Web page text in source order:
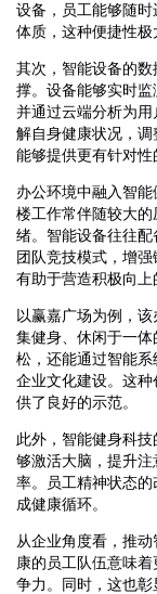
设备，员工能够随
体质，这种便捷性极
其次，智能设备的
撑。设备能够实时监
并通过云端分析为
解自身健康状况，
能够提供更有针对性
办公环境中融入智
楼工作常伴随较大
绪。智能设备往往
团队竞技模式，增
有助于营造积极向上
以赢嘉广场为例，
集健身、休闲于一
松，还能通过智能
企业文化建设。这
供了良好的示范。
此外，智能健身科
够激活大脑，提升
率。员工精神状态
成健康循环。
从企业角度看，推
康的员工队伍意味
争力。同时，这也